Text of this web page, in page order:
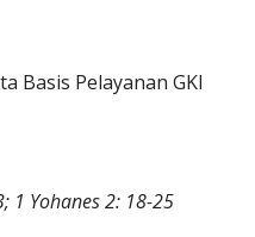
Basis Pelayanan GKI
1 Yohanes 2: 18-25